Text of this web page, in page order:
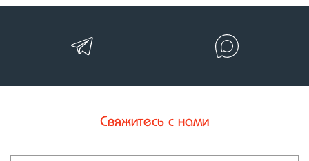
Свяжитесь с нами